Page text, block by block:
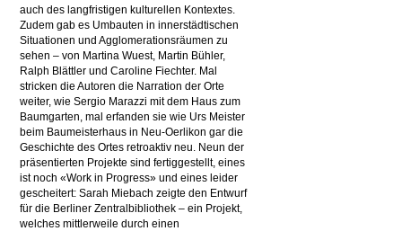
auch des langfristigen kulturellen Kontextes.
Zudem gab es Umbauten in innerstädtischen
Situationen und Agglomerationsräumen zu
sehen – von Martina Wuest, Martin Bühler,
Ralph Blättler und Caroline Fiechter. Mal
stricken die Autoren die Narration der Orte
weiter, wie Sergio Marazzi mit dem Haus zum
Baumgarten, mal erfanden sie wie Urs Meister
beim Baumeisterhaus in Neu-Oerlikon gar die
Geschichte des Ortes retroaktiv neu. Neun der
präsentierten Projekte sind fertiggestellt, eines
ist noch «Work in Progress» und eines leider
gescheitert: Sarah Miebach zeigte den Entwurf
für die Berliner Zentralbibliothek – ein Projekt,
welches mittlerweile durch einen